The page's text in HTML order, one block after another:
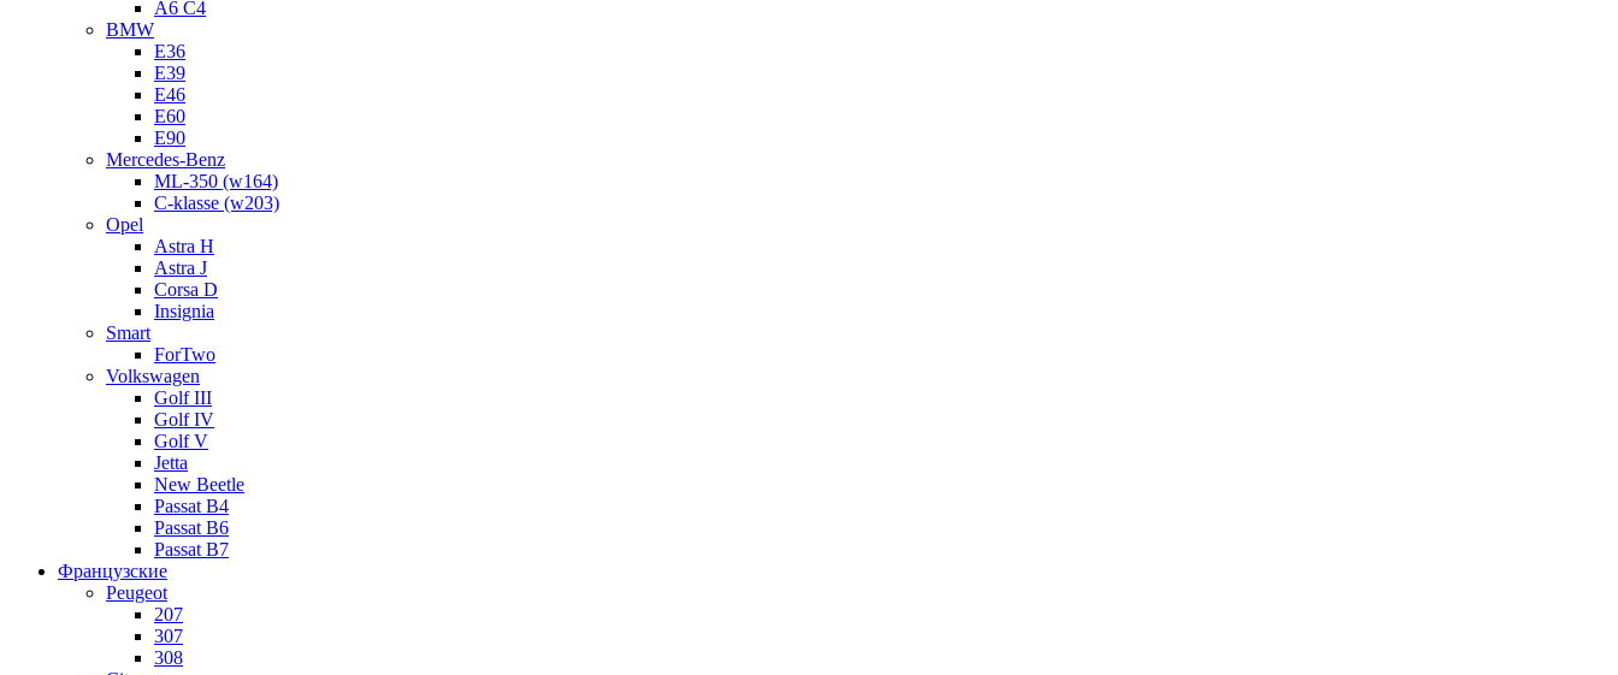
A6 C4
BMW
E36
E39
E46
E60
E90
Mercedes-Benz
ML-350 (w164)
C-klasse (w203)
Opel
Astra H
Astra J
Corsa D
Insignia
Smart
ForTwo
Volkswagen
Golf III
Golf IV
Golf V
Jetta
New Beetle
Passat B4
Passat B6
Passat B7
Французские
Peugeot
207
307
308